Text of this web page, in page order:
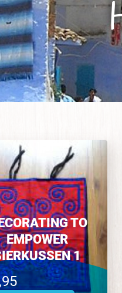
TO
EMPOWER
1